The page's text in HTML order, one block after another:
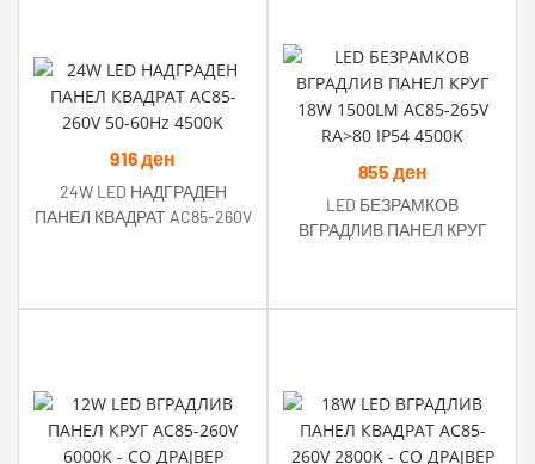
916ден
24W LED НАДГРАДЕН
ПАНЕЛ КВАДРАТ AC85-260V
855 ден
LED БЕЗРАМКОВ
ВГРАДЛИВ ПАНЕЛ КРУГ